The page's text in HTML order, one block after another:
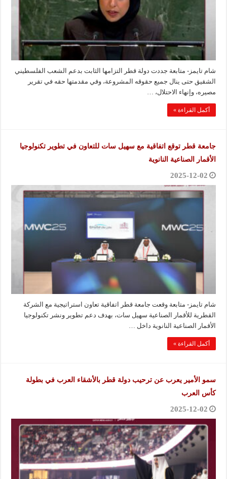
شام تايمز- متابعة جددت دولة قطر التزامها الثابت بدعم الشعب الفلسطيني
الشقيق حتى ينال جميع حقوقه المشروعة، وفي مقدمتها حقه في تقرير
مصيره، وإنهاء الاحتلال، …
أكمل القراءة »
جامعة قطر توقع اتفاقية مع سهيل سات للتعاون في تطوير تكنولوجيا
الأقمار الصناعية النانوية
2025-12-02
شام تايمز- متابعة وقعت جامعة قطر اتفاقية تعاون استراتيجية مع الشركة
القطرية للأقمار الصناعية سهيل سات، بهدف دعم تطوير ونشر تكنولوجيا
الأقمار الصناعية النانوية داخل …
أكمل القراءة »
سمو الأمير يعرب عن ترحيب دولة قطر بالأشقاء العرب في بطولة
كأس العرب
2025-12-02